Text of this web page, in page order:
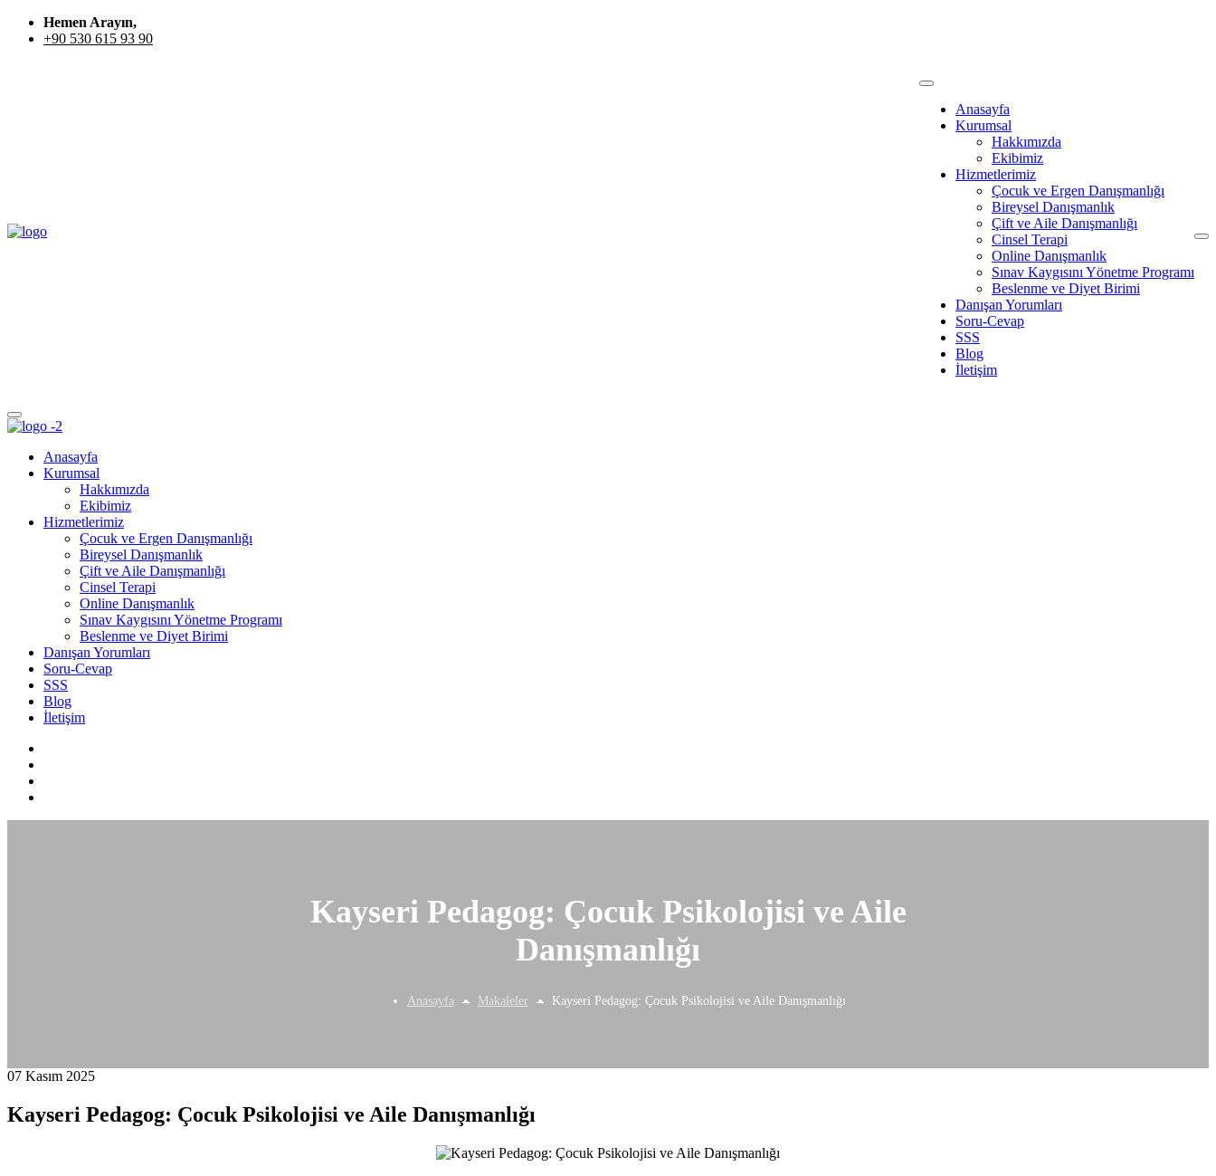
Hemen Arayın,
+90 530 615 93 90
Anasayfa
Kurumsal
Hakkımızda
Ekibimiz
Hizmetlerimiz
Çocuk ve Ergen Danışmanlığı
Bireysel Danışmanlık
Çift ve Aile Danışmanlığı
Cinsel Terapi
Online Danışmanlık
Sınav Kaygısını Yönetme Programı
Beslenme ve Diyet Birimi
Danışan Yorumları
Soru-Cevap
SSS
Blog
İletişim
Anasayfa
Kurumsal
Hakkımızda
Ekibimiz
Hizmetlerimiz
Çocuk ve Ergen Danışmanlığı
Bireysel Danışmanlık
Çift ve Aile Danışmanlığı
Cinsel Terapi
Online Danışmanlık
Sınav Kaygısını Yönetme Programı
Beslenme ve Diyet Birimi
Danışan Yorumları
Soru-Cevap
SSS
Blog
İletişim
Kayseri Pedagog: Çocuk Psikolojisi ve Aile
Danışmanlığı
Anasayfa Makaleler Kayseri Pedagog: Çocuk Psikolojisi ve Aile Danışmanlığı
07 Kasım 2025
Kayseri Pedagog: Çocuk Psikolojisi ve Aile Danışmanlığı